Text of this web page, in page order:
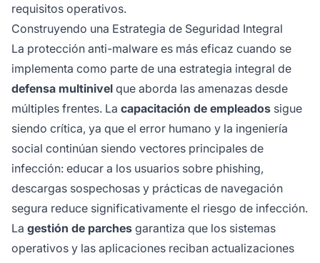
requisitos operativos.
Construyendo una Estrategia de Seguridad Integral
La protección anti-malware es más eficaz cuando se
implementa como parte de una estrategia integral de
defensa multinivel que aborda las amenazas desde
múltiples frentes. La capacitación de empleados sigue
siendo crítica, ya que el error humano y la ingeniería
social continúan siendo vectores principales de
infección: educar a los usuarios sobre phishing,
descargas sospechosas y prácticas de navegación
segura reduce significativamente el riesgo de infección.
La gestión de parches garantiza que los sistemas
operativos y las aplicaciones reciban actualizaciones